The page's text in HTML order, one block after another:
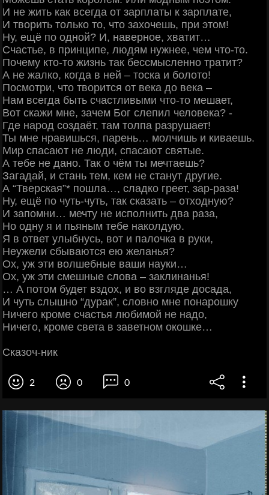
И не жить как всегда от зарплаты к зарплате,
И творить только то, что захочешь, при этом!
Ну, ещё по одной? И, наверное, хватит…
Счастье, в принципе, людям нужнее, чем что-то.
Почему кто-то жизнь так бессмысленно тратит?
А не жалко, когда в ней – тоска и болото!
Посмотри, что творится от века до века –
Нам всегда быть счастливыми что-то мешает,
Вот скажи мне, зачем Бог слепил человека? -
Где народ создаёт, там толпа разрушает!
Ты мне нравишься, парень… молчишь и киваешь.
Мир спасают не люди, спасают святые.
А тебе не дано. Так о чём ты мечтаешь?
Загадай, и стань тем, кем не станут другие.
А “Тверская”* пошла…, сладко греет, зар-раза!
Ну, ещё по чуть-чуть, так сказать – отходную?
И запомни… мечту не исполнить два раза,
Но одну я и пьяным тебе наколдую.
Я в ответ улыбнусь, вот и палочка в руки,
Неужели сбываются ею желанья?
Ох, уж эти волшебные ваши науки…
Ох, уж эти смешные слова – заклинанья!
… А потом будет вздох, и во взгляде досада,
И чуть слышно “дурак”, словно мне понарошку
Ничего кроме счастья любимой не надо,
Ничего, кроме света в заветном окошке…
Сказоч-ник
2 0 0